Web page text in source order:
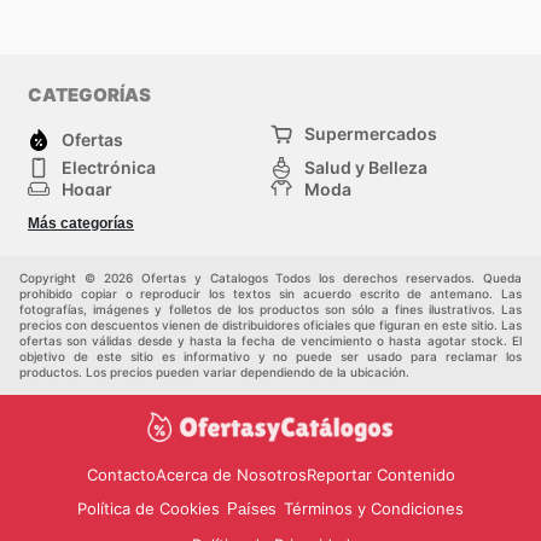
CATEGORÍAS
Ofertas
Supermercados
Electrónica
Salud y Belleza
Hogar
Moda
Herramientas y jardinería
Infancia
Más categorías
Copyright © 2026 Ofertas y Catalogos Todos los derechos reservados. Queda
prohibido copiar o reproducir los textos sin acuerdo escrito de antemano. Las
fotografías, imágenes y folletos de los productos son sólo a fines ilustrativos. Las
precios con descuentos vienen de distribuidores oficiales que figuran en este sitio. Las
ofertas son válidas desde y hasta la fecha de vencimiento o hasta agotar stock. El
objetivo de este sitio es informativo y no puede ser usado para reclamar los
productos. Los precios pueden variar dependiendo de la ubicación.
ContactoAcerca de NosotrosReportar Contenido
Política de Cookies Países Términos y Condiciones